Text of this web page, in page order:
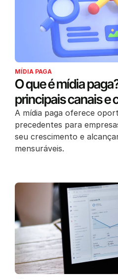
MÍDIA PAGA
O que é mídia
principais canais e
A mídia paga oferece
precedentes para
seu crescimento e
mensuráveis.